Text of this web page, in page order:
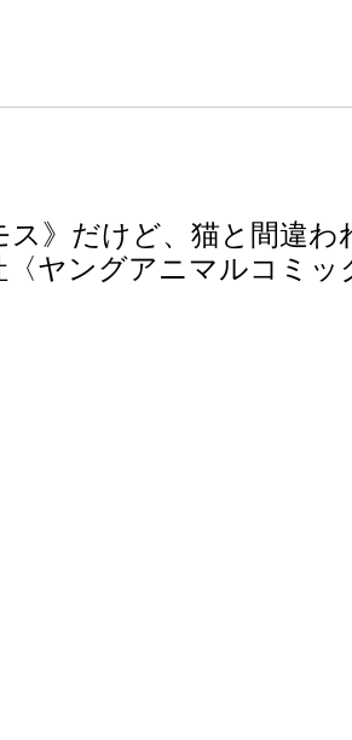
》だけど、猫と間違わ
ヤングアニマルコミッ